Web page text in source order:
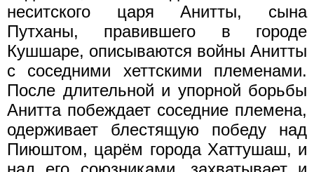
неситского царя Анитты, сына
Путханы, правившего в городе
Кушшаре, описываются войны Анитты
с соседними хеттскими племенами.
После длительной и упорной борьбы
Анитта побеждает соседние племена,
одерживает блестящую победу над
Пиюштом, царём города Хаттушаш, и